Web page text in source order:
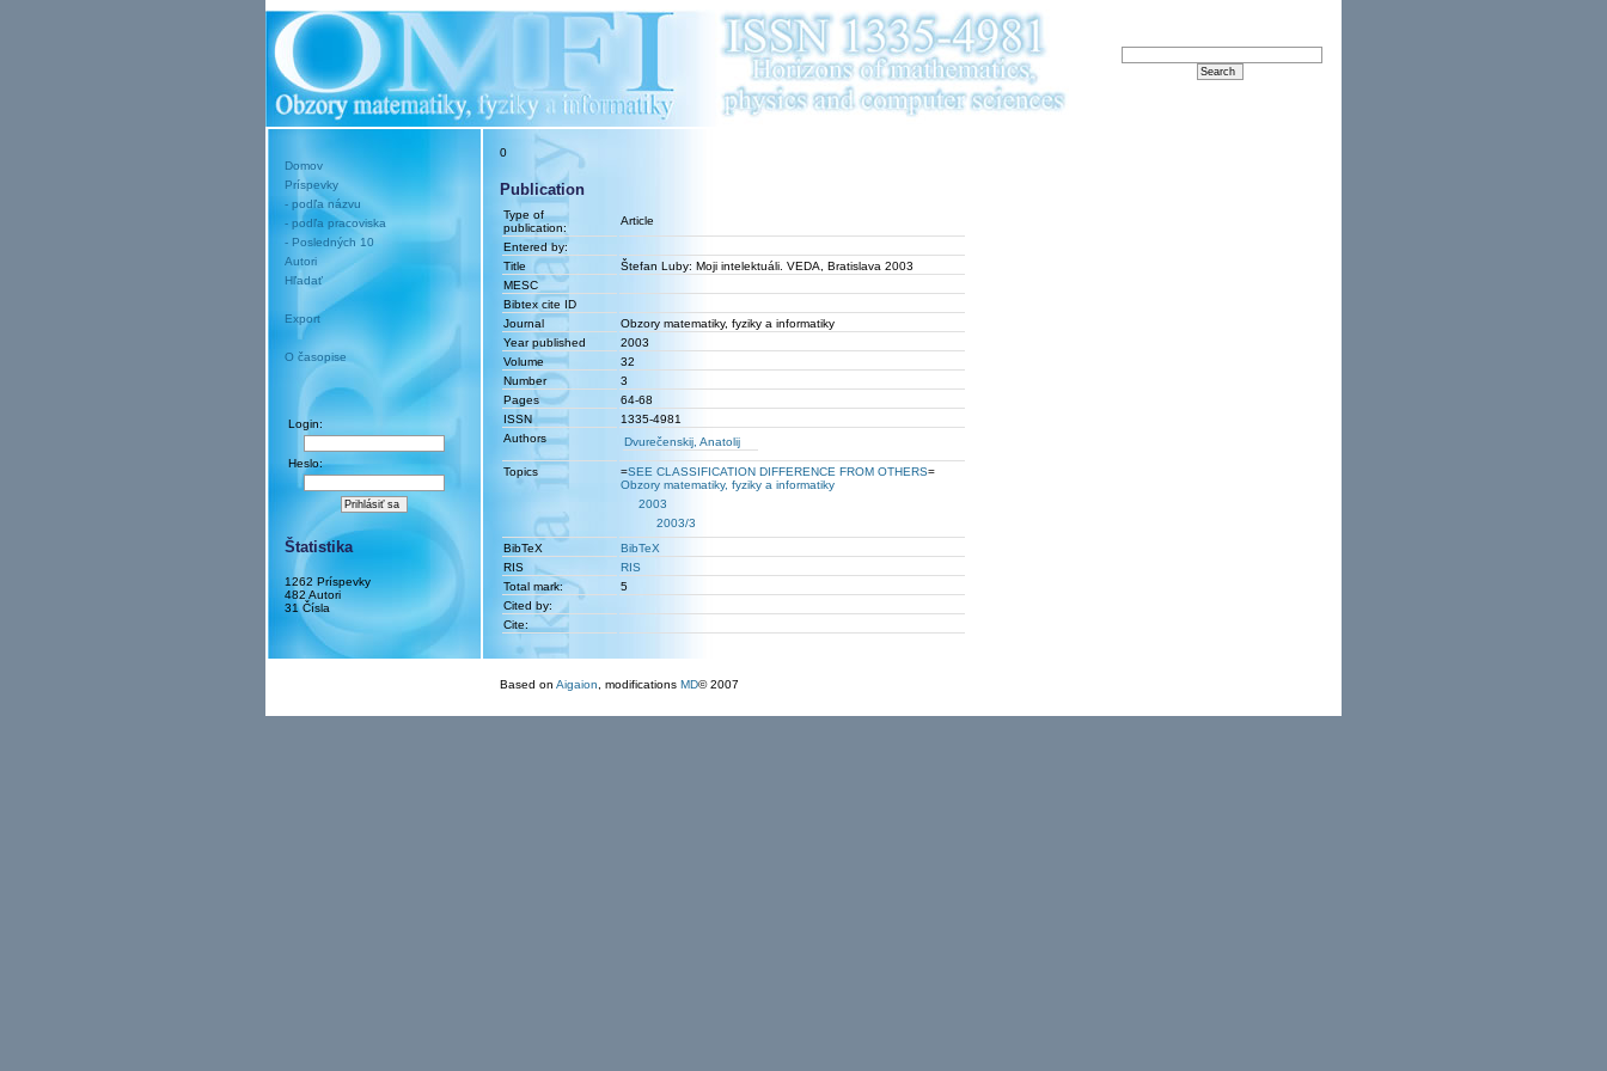
Domov
Príspevky
- podľa názvu
- podľa pracoviska
- Posledných 10
Autori
Hľadať
Export
O časopise
Login:
Heslo:
Štatistika
1262 Príspevky
482 Autori
31 Čísla
0
Publication
Type of
publication:
Article
Entered by:
Title
Štefan Luby: Moji intelektuáli. VEDA, Bratislava 2003
MESC
Bibtex cite ID
Journal
Obzory matematiky, fyziky a informatiky
Year published
2003
Volume
32
Number
3
Pages
64-68
ISSN
1335-4981
Authors
Dvurečenskij, Anatolij
Topics =SEE CLASSIFICATION DIFFERENCE FROM OTHERS=
Obzory matematiky, fyziky a informatiky
2003
2003/3
BibTeX
BibTeX
RIS
RIS
Total mark:
5
Cited by:
Cite:
Based on Aigaion , modifications MD© 2007